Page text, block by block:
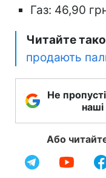
Газ: 46,90
Читайте
продають
Не
Або